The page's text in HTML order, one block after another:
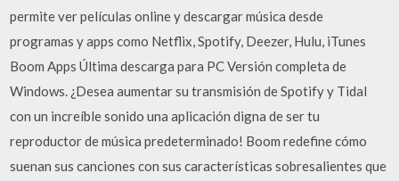
permite ver películas online y descargar música desde
programas y apps como Netflix, Spotify, Deezer, Hulu, iTunes
Boom Apps Última descarga para PC Versión completa de
Windows. ¿Desea aumentar su transmisión de Spotify y Tidal
con un increíble sonido una aplicación digna de ser tu
reproductor de música predeterminado! Boom redefine cómo
suenan sus canciones con sus características sobresalientes que